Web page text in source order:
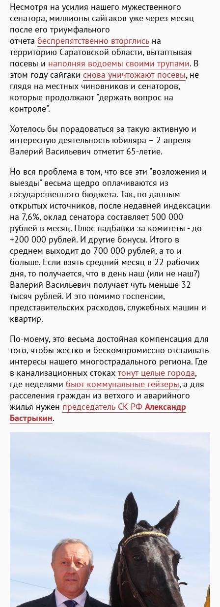
Несмотря на усилия нашего мужественного
сенатора, миллионы сайгаков уже через месяц
после его триумфального
отчета беспрепятственно вторглись на
территорию Саратовской области, вытаптывая
посевы и наполняя водоемы своими трупами. В
этом году сайгаки снова уничтожают посевы, не
глядя на местных чиновников и сенаторов,
которые продолжают "держать вопрос на
контроле".
Хотелось бы порадоваться за такую активную и
интересную деятельность юбиляра – 2 апреля
Валерий Васильевич отметит 65-летие.
Но вся проблема в том, что все эти "возложения и
выезды" весьма щедро оплачиваются из
государственного бюджета. Так, по данным
открытых источников, после недавней индексации
на 7,6%, оклад сенатора составляет 500 000
рублей в месяц. Плюс надбавки за комитеты - до
+200 000 рублей. И другие бонусы. Итого в
среднем выходит до 700 000 рублей, а то и
больше. Если взять средний месяц в 22 рабочих
дня, то получается, что в день наш (или не наш?)
Валерий Васильевич получает чуть меньше 32
тысяч рублей. И это помимо госпенсии,
представительских расходов, служебных машин и
квартир.
По-моему, это весьма достойная компенсация для
того, чтобы жестко и бескомпромиссно отстаивать
интересы нашего многострадального региона. Где
в канализационных стоках тонут целые города,
где неделями бьют коммунальные гейзеры, а для
расселения граждан из ветхого и аварийного
жилья нужен председатель СК РФ Александр
Бастрыкин.